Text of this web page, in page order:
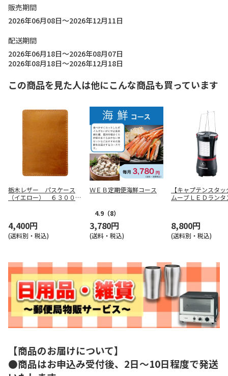
販売期間
2026年06月08日～2026年12月11日
配送期間
2026年06月18日～2026年08月07日
2026年08月18日～2026年12月18日
この商品を見た人は他にこんな商品も買っています
栃木レザー パスケース
（イエロー） ６３０００
4,400円
(送料別・税込)
ＷＥＢ定期便海鮮コース
4.9 （8）
3,780円
(送料・税込)
【キャプテンスタ
ムーブＬＥＤランタ
8,800円
(送料別・税込)
【商品のお届けについて】
●商品はお申込み受付後、2日～10日程度で発送